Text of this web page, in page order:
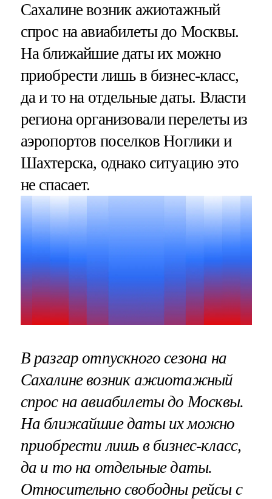
Сахалине возник ажиотажный
спрос на авиабилеты до Москвы.
На ближайшие даты их можно
приобрести лишь в бизнес-класс,
да и то на отдельные даты. Власти
региона организовали перелеты из
аэропортов поселков Ноглики и
Шахтерска, однако ситуацию это
не спасает.
В разгар отпускного сезона на
Сахалине возник ажиотажный
спрос на авиабилеты до Москвы.
На ближайшие даты их можно
приобрести лишь в бизнес-класс,
да и то на отдельные даты.
Относительно свободны рейсы с